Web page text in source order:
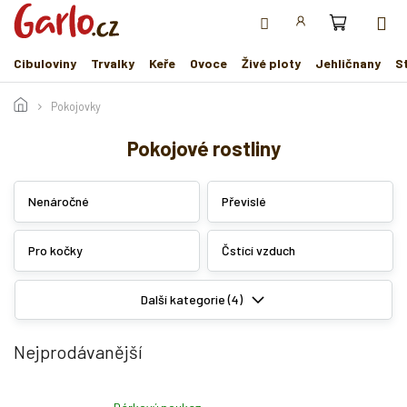
Přejít
obsah
Cibuloviny
Trvalky Keře Ovoce Živé ploty Jehličnany
Pokojovky
Pokojové rostliny
Nenáročné Převislé
Pro kočky Čstící vzduch
Další kategorie (4)
Nejprodávanější